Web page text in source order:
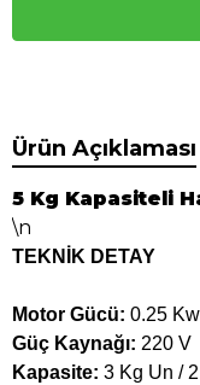
Ürün Açıklaması
5 Kg Kapasiteli
\n
TEKNİK DETAY
Motor Gücü: 0.25 Kw
Güç Kaynağı: 220 V
Kapasite: 3 Kg Un /